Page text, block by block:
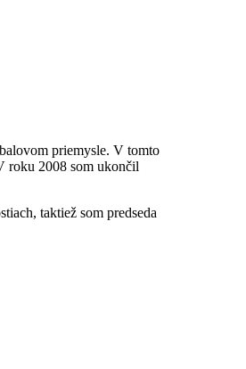
priemysle. V tomto
roku 2008 som ukončil
taktiež som predseda